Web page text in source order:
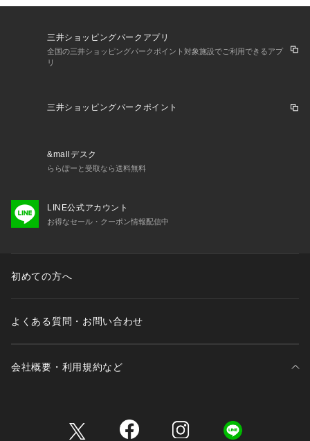
三井ショッピングパークアプリ
全国の三井ショッピングパークポイント対象施設でご利用できるアプ
リ
三井ショッピングパークポイント
&mallデスク
ららぽーと受取なら送料無料
LINE公式アカウント
お得なセール・クーポン情報配信中
初めての方へ
よくある質問・お問い合わせ
会社概要・利用規約など